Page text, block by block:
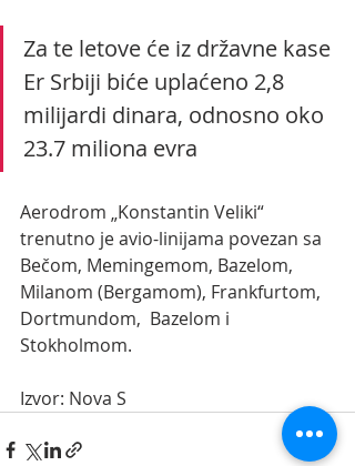
Za te letove će iz državne kase
Er Srbiji biće uplaćeno 2,8
milijardi dinara, odnosno oko
23.7 miliona evra
Aerodrom „Konstantin Veliki“
trenutno je avio-linijama povezan sa
Bečom, Memingemom, Bazelom,
Milanom (Bergamom), Frankfurtom,
Dortmundom,  Bazelom i
Stokholmom.
Izvor: Nova S